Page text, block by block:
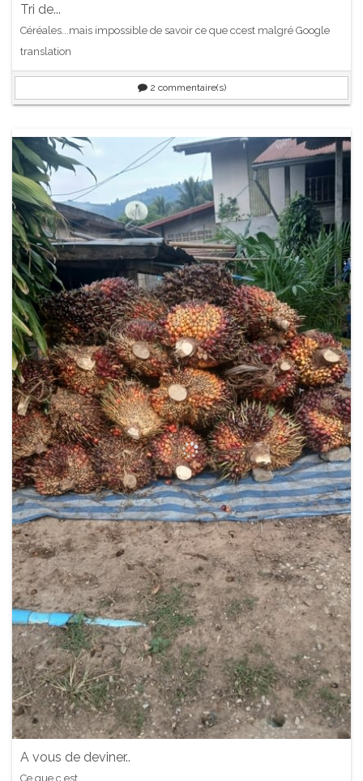
Tri de...
Céréales...mais impossible de savoir ce que ccest malgré Google
translation
2 commentaire(s)
A vous de deviner..
Ce que c est